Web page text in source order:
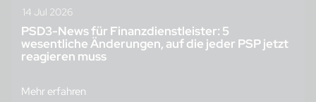
14 Jul 2026
PSD3-News für Finanzdienstleister: 5
wesentliche Änderungen, auf die jeder PSP jetzt
reagieren muss
Mehr erfahren